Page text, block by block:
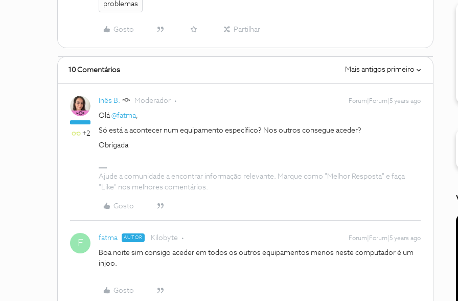
problemas
Gosto Partilhar
10 Comentários Mais antigos primeiro
+2
Inês B. Moderador Forum|Forum|5 years ago
Olá@fatma,
Só está a acontecer num equipamento específico? Nos outros consegue aceder?
Obrigada
Ajude a comunidade a encontrar informação relevante. Marque como "Melhor Resposta" e faça
"Like" nos melhores comentários.
Gosto
F fatma AUTOR Kilobyte Forum|Forum|5 years ago
Boa noite sim consigo aceder em todos os outros equipamentos menos neste computador é um
injoo.
Gosto